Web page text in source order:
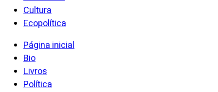
Cultura
Ecopolítica
Página inicial
Bio
Livros
Política